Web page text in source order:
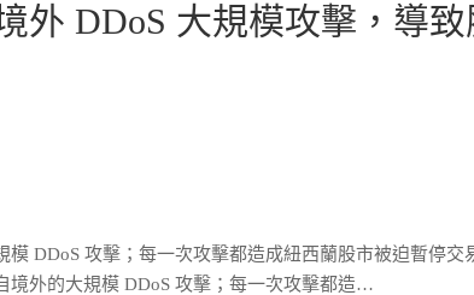
外 DDoS 大規模攻擊，導致
DDoS 攻擊；每一次攻擊都造成紐西蘭股市被迫暫停交
境外的大規模 DDoS 攻擊；每一次攻擊都造…